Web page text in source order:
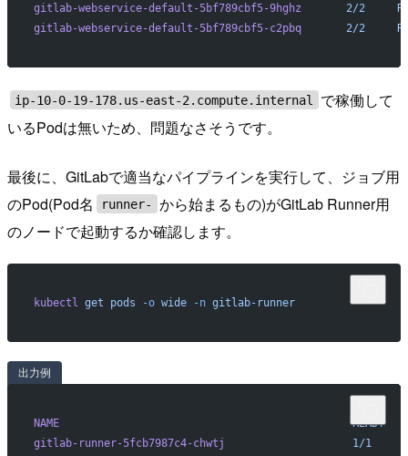
gitlab-webservice-default-5bf789cbf5-9hghz
       2/2
gitlab-webservice-default-5bf789cbf5-c2pbq
       2/2
ip-10-0-19-178.us-east-2.compute.internal
で稼働して
いるPodは無いため、問題なさそうです。
最後に、GitLabで適当なパイプラインを実行して、ジョブ用
のPod(Pod名
runner-
から始まるもの)がGitLab Runner用
のノードで起動するか確認します。
kubectl get pods -o wide -n gitlab-runner
出力例
NAME
                                              READY
gitlab-runner-5fcb7987c4-chwtj
                    1/1